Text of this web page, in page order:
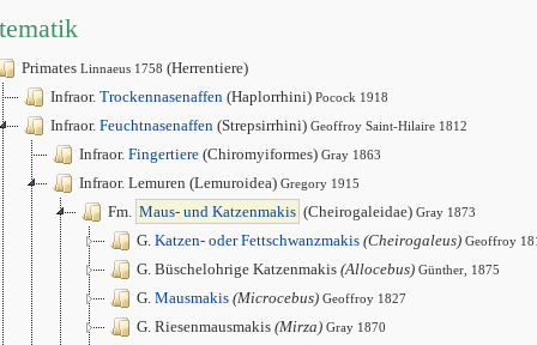
Primates Linnaeus 1758 (Herrentiere)
Infraor. Trockennasenaffen (Haplorrhini) Pocock 1918
Infraor. Feuchtnasenaffen (Strepsirrhini) Geoffroy Saint-Hilaire 1812
Infraor. Fingertiere (Chiromyiformes) Gray 1863
Infraor. Lemuren (Lemuroidea) Gregory 1915
Fm. Maus- und Katzenmakis (Cheirogaleidae) Gray 1873
G. Katzen- oder Fettschwanzmakis (Cheirogaleus) Geoffroy
G. Büschelohrige Katzenmakis (Allocebus) Günther, 1875
G. Mausmakis (Microcebus) Geoffroy 1827
G. Riesenmausmakis (Mirza) Gray 1870